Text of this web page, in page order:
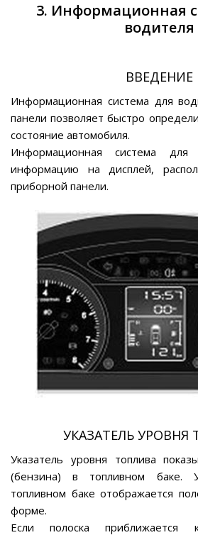
3. Информационная
водителя
ВВЕДЕНИЕ
Информационная система для
панели позволяет быстро
состояние автомобиля.
Информационная система для
информацию на дисплей,
приборной панели.
УКАЗАТЕЛЬ УРОВНЯ
Указатель уровня топлива
(бензина) в топливном баке.
топливном баке отображается
форме.
Если полоска